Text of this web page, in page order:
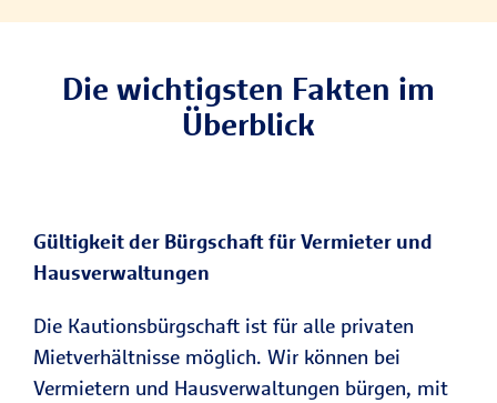
Die wichtigsten Fakten im
Überblick
Gültigkeit der Bürgschaft für Vermieter und
Hausverwaltungen
Die Kautionsbürgschaft ist für alle privaten
Mietverhältnisse möglich. Wir können bei
Vermietern und Hausverwaltungen bürgen, mit